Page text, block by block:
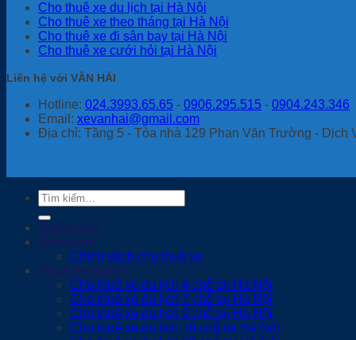
Cho thuê xe du lịch tại Hà Nội
Cho thuê xe theo tháng tại Hà Nội
Cho thuê xe đi sân bay tại Hà Nội
Cho thuê xe cưới hỏi tại Hà Nội
Liên hệ với VÂN HẢI
Hotline: 024.3993.65.65 - 0906.295.515 - 0904.243.346
Email: xevanhai@gmail.com
Địa chỉ: Tầng 5 - Tòa nhà 129 Phan Văn Trường - Dịch
Tìm
kiếm:
Trang chủ
Giới thiệu
Chính sách cho thuê xe
Thuê xe du lịch
Cho thuê xe du lịch 4 chỗ tại Hà Nội
Cho thuê xe du lịch 7 chỗ tại Hà Nội
Cho thuê xe du lịch 9 chỗ tại Hà Nội
Cho thuê xe du lịch 16 chỗ tại Hà Nội